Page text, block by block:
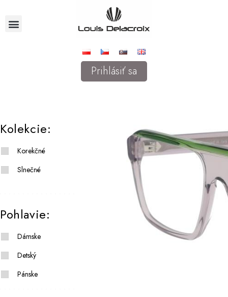
Prihlásiť sa
Kolekcie:
Korekčné
Slnečné
Pohlavie:
Dámske
Detský
Pánske